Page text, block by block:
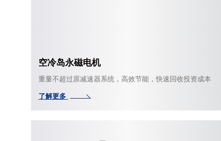
空冷岛永磁电机
重量不超过原减速器系统，高效节能，快速回收投资成本
了解更多